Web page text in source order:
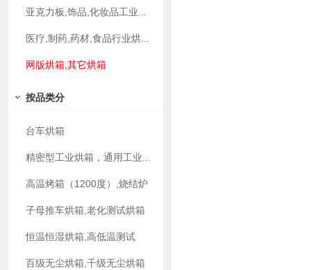
亚克力板,饰品,化妆品工业...
医疗,制药,药材,食品行业烘...
网版烘箱,其它烘箱
按品类分
台车烘箱
精密型工业烘箱，通用工业...
高温烤箱（1200度）,烧结炉
子母推车烘箱,老化测试烘箱
恒温恒湿烘箱,高低温测试
百级无尘烘箱,千级无尘烘箱